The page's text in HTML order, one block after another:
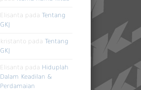
Elisanta pada Tentang
GKJ
kristanto pada Tentang
GKJ
Elisanta pada Hiduplah
Dalam Keadilan &
Perdamaian